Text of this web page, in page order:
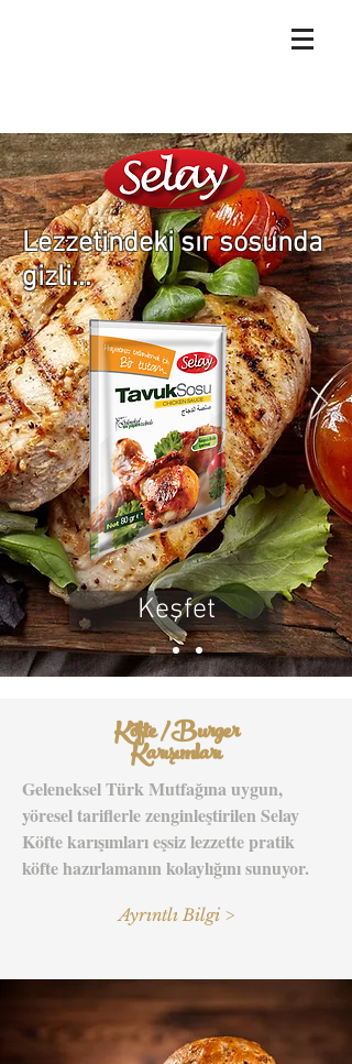
Lezzetindeki sır sosunda
gizli...
Keşfet
Köfte / Burger
Karışımları
Geleneksel Türk Mutfağına uygun,
yöresel tariflerle zenginleştirilen Selay
Köfte karışımları eşsiz lezzette pratik
köfte hazırlamanın kolaylığını sunuyor.
Ayrıntlı Bilgi >